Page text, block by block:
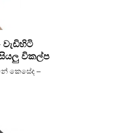
වැඩිහිටි
සියලු විකල්ප
කෙසේද –